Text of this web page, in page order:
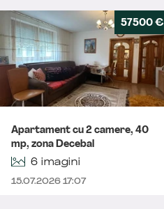
57500 €
Apartament cu 2 camere, 40
mp, zona Decebal
6 imagini
15.07.2026 17:07